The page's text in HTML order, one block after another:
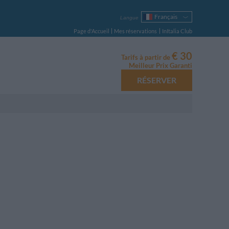
Langue
Français
Italiano
English
Español
Русский
Português
Polski
Page d'Accueil Mes réservations InItalia Club
Tarifs à partir de€ 30
Meilleur Prix Garanti
RÉSERVER